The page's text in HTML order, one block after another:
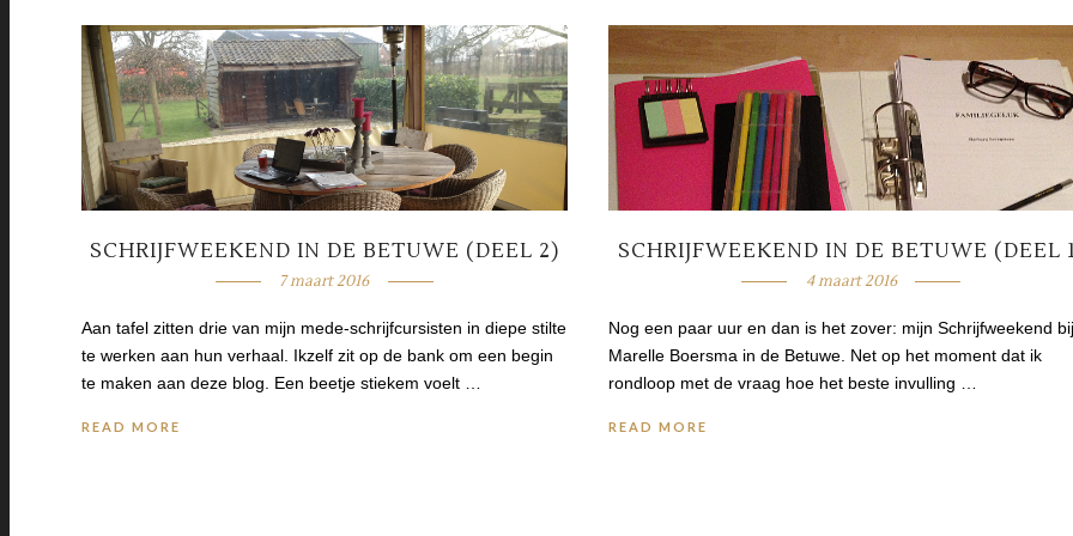
SCHRIJFWEEKEND IN DE BETUWE (DEEL 2)
7 maart 2016
Aan tafel zitten drie van mijn mede-schrijfcursisten in diepe stilte
te werken aan hun verhaal. Ikzelf zit op de bank om een begin
te maken aan deze blog. Een beetje stiekem voelt …
READ MORE
SCHRIJFWEEKEND IN DE BETUWE (DEEL
4 maart 2016
Nog een paar uur en dan is het zover: mijn Schrijfweekend bij
Marelle Boersma in de Betuwe. Net op het moment dat ik
rondloop met de vraag hoe het beste invulling …
READ MORE